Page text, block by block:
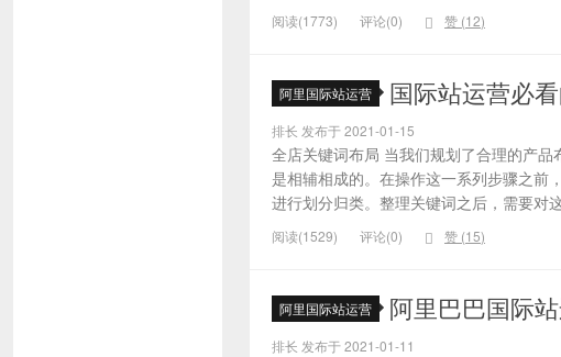
阅读(1773) 评论(0) 赞 (12)
阿里国际站运营 国际站运营必
排长 发布于 2021-01-15
全店关键词布局 当我们规划了合理的产
是相辅相成的。在操作这一系列步骤之前
进行划分归类。整理关键词之后，需要对
阅读(1529) 评论(0) 赞 (15)
阿里国际站运营 阿里巴巴国际
排长 发布于 2021-01-11